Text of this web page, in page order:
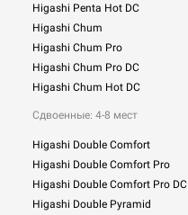
Higashi Penta Hot DC
Higashi Chum
Higashi Chum Pro
Higashi Chum Pro DC
Higashi Chum Hot DC
Сдвоенные: 4-8 мест
Higashi Double Comfort
Higashi Double Comfort Pro
Higashi Double Comfort Pro DC
Higashi Double Pyramid